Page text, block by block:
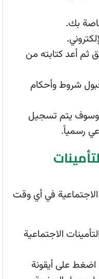
بك.
ثم أعد كتابته من
شروط وأحكام
وسوف يتم تسجيل
رسمياً.
في أي وقت
الاجتماعية
اضغط على أيقونة